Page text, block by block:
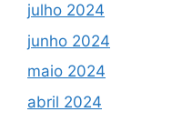
julho 2024
junho 2024
maio 2024
abril 2024